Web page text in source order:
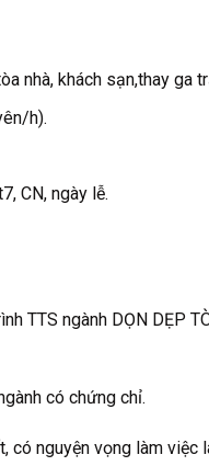
nhà, khách sạn,thay ga
h).
CN, ngày lễ.
TTS ngành DỌN DẸP
có chứng chỉ.
nguyện vọng làm việc